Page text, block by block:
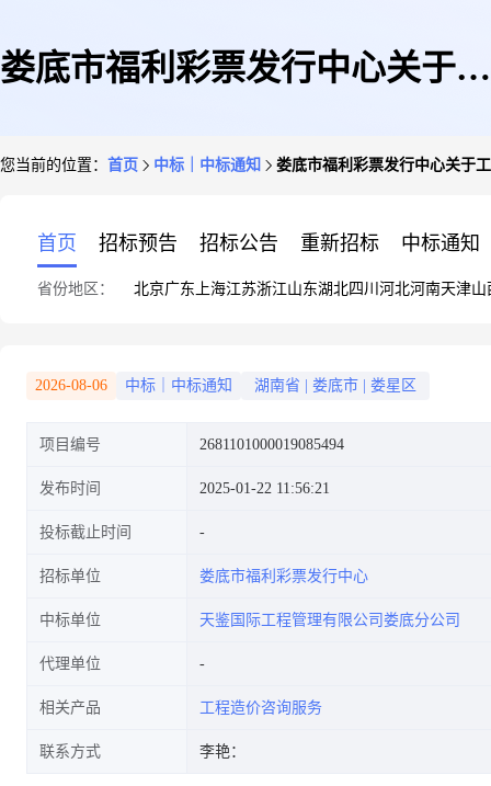
娄底市福利彩票发行中心关于工
您当前的位置： 首页 中标｜中标通知 娄底市福利彩票发行中心关于
首页 招标预告 招标公告 重新招标 中标通知
省份地区： 北京广东 上海江苏浙江山东湖北四川 河北河南天津山
2026-08-06 中标｜中标通知 湖南省 娄底市 娄星区
项目编号 2681101000019085494
发布时间 2025-01-22 11:56:21
投标截止时间
招标单位 娄底市福利彩票发行中心
中标单位 天鉴国际工程管理有限公司娄底分公司
代理单位
相关产品 工程造价咨询服务
联系方式 李艳：